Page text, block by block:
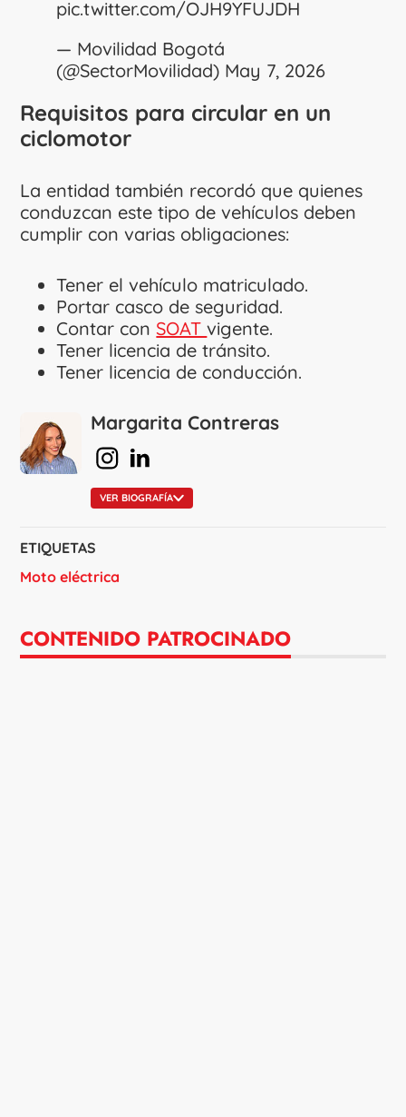
pic.twitter.com/OJH9YFUJDH
— Movilidad Bogotá
(@SectorMovilidad) May 7, 2026
Requisitos para circular en un
ciclomotor
La entidad también recordó que quienes
conduzcan este tipo de vehículos deben
cumplir con varias obligaciones:
Tener el vehículo matriculado.
Portar casco de seguridad.
Contar conSOATvigente.
Tener licencia de tránsito.
Tener licencia de conducción.
Margarita Contreras
en Instagram
en Linkedin
VER BIOGRAFÍA
ETIQUETAS
Moto eléctrica
CONTENIDO PATROCINADO